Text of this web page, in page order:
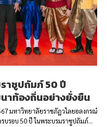
าชูปถัมภ์ 50 ปี
าท้องถิ่นอย่างยั่งยืน
มหาวิทยาลัยราชภัฏวไลยอลงกรณ์
บรอบ 50 ปี ในพระบรมราชูปถัมภ์…